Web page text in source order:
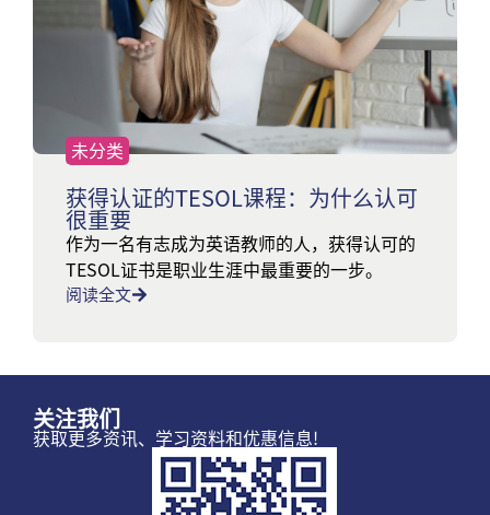
未分类
获得认证的TESOL课程：为什么认可
很重要
作为一名有志成为英语教师的人，获得认可的
TESOL证书是职业生涯中最重要的一步。
阅读全文
关注我们
获取更多资讯、学习资料和优惠信息!